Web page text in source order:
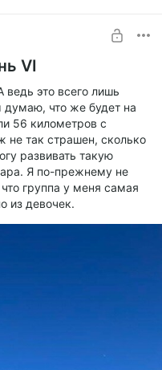
VI
это всего лишь
что же будет на
56 километров с
так страшен, сколько
развивать такую
Я по-прежнему не
группа у меня самая
из девочек.